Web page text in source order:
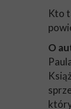
Kto
O